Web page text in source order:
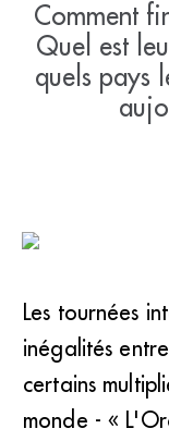
Comment
Quel est
quels pays
Les tournées
inégalités
certains
monde - «